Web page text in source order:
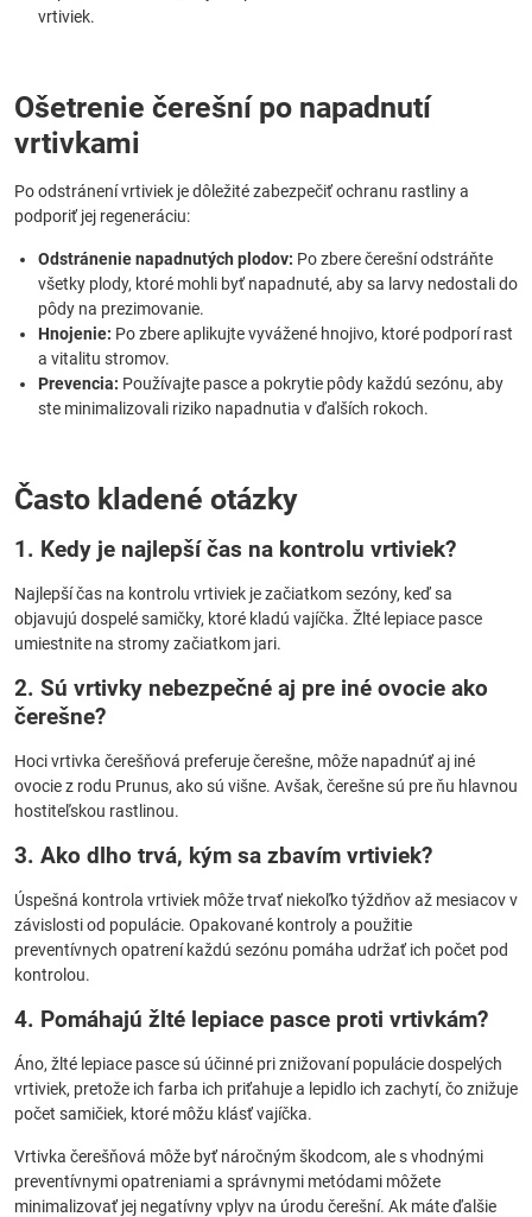
vrtiviek.
Ošetrenie čerešní po napadnutí
vrtivkami
Po odstránení vrtiviek je dôležité zabezpečiť ochranu rastliny a
podporiť jej regeneráciu:
Odstránenie napadnutých plodov: Po zbere čerešní odstráňte
všetky plody, ktoré mohli byť napadnuté, aby sa larvy nedostali do
pôdy na prezimovanie.
Hnojenie: Po zbere aplikujte vyvážené hnojivo, ktoré podporí rast
a vitalitu stromov.
Prevencia: Používajte pasce a pokrytie pôdy každú sezónu, aby
ste minimalizovali riziko napadnutia v ďalších rokoch.
Často kladené otázky
1. Kedy je najlepší čas na kontrolu vrtiviek?
Najlepší čas na kontrolu vrtiviek je začiatkom sezóny, keď sa
objavujú dospelé samičky, ktoré kladú vajíčka. Žlté lepiace pasce
umiestnite na stromy začiatkom jari.
2. Sú vrtivky nebezpečné aj pre iné ovocie ako
čerešne?
Hoci vrtivka čerešňová preferuje čerešne, môže napadnúť aj iné
ovocie z rodu Prunus, ako sú višne. Avšak, čerešne sú pre ňu hlavnou
hostiteľskou rastlinou.
3. Ako dlho trvá, kým sa zbavím vrtiviek?
Úspešná kontrola vrtiviek môže trvať niekoľko týždňov až mesiacov v
závislosti od populácie. Opakované kontroly a použitie
preventívnych opatrení každú sezónu pomáha udržať ich počet pod
kontrolou.
4. Pomáhajú žlté lepiace pasce proti vrtivkám?
Áno, žlté lepiace pasce sú účinné pri znižovaní populácie dospelých
vrtiviek, pretože ich farba ich priťahuje a lepidlo ich zachytí, čo znižuje
počet samičiek, ktoré môžu klásť vajíčka.
Vrtivka čerešňová môže byť náročným škodcom, ale s vhodnými
preventívnymi opatreniami a správnymi metódami môžete
minimalizovať jej negatívny vplyv na úrodu čerešní. Ak máte ďalšie